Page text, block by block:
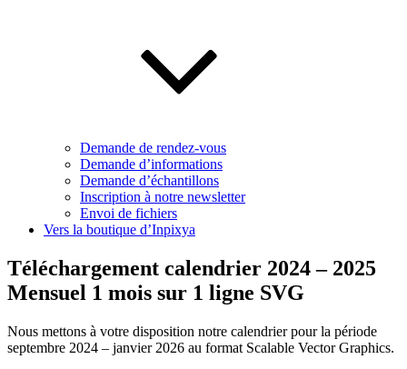
Demande de rendez-vous
Demande d’informations
Demande d’échantillons
Inscription à notre newsletter
Envoi de fichiers
Vers la boutique d’Inpixya
Téléchargement calendrier 2024 – 2025
Mensuel 1 mois sur 1 ligne SVG
Nous mettons à votre disposition notre calendrier pour la période
septembre 2024 – janvier 2026 au format Scalable Vector Graphics.